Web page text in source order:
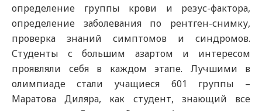
определение группы крови и резус-фактора,
определение заболевания по рентген-снимку,
проверка знаний симптомов и синдромов.
Студенты с большим азартом и интересом
проявляли себя в каждом этапе. Лучшими в
олимпиаде стали учащиеся 601 группы –
Маратова Диляра, как студент, знающий все